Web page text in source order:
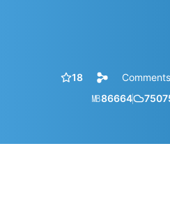
Comments
18
86664
㎆︎